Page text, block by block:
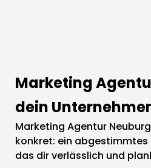
Marketing
dein
Marketing Agentur
konkret: ein
das dir verlässlich und